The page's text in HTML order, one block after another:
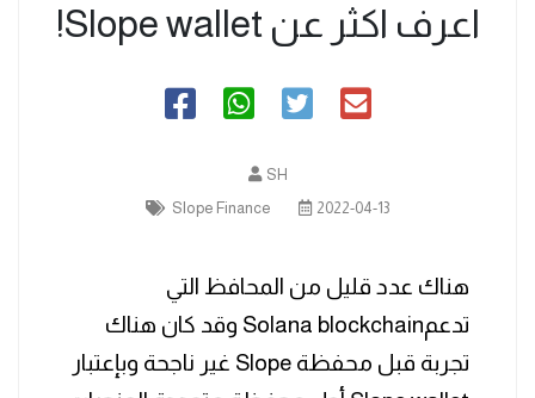
اعرف اكثر عن Slope wallet!
SH
2022-04-13
Slope Finance
هناك عدد قليل من المحافظ التي
تدعمSolana blockchain وقد كان هناك
تجربة قبل محفظة Slope غير ناجحة وبإعتبار